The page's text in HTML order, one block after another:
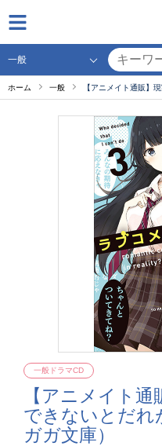
ホーム 一般 【アニメイト通販】現
【アニメイト
できないとだ
ガガ文庫）
一般ドラマCD